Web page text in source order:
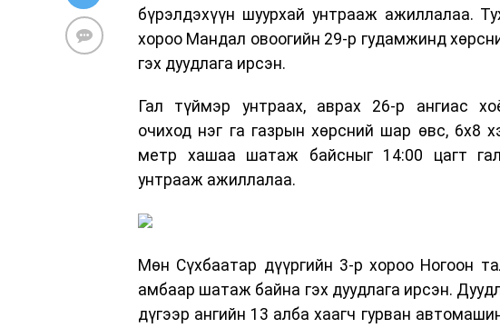
бүрэлдэхүүн шуурхай унтрааж ажиллалаа.
хороо Мандал овоогийн 29-р гудамжинд
гэх дуудлага ирсэн.
Гал түймэр унтраах, аврах 26-р ангиас
очиход нэг га газрын хөрсний шар өвс, 6х8
метр хашаа шатаж байсныг 14:00 цагт
унтрааж ажиллалаа.
Мөн Сүхбаатар дүүргийн 3-р хороо Ногоон
амбаар шатаж байна гэх дуудлага ирсэн.
дүгээр ангийн 13 алба хаагч гурван